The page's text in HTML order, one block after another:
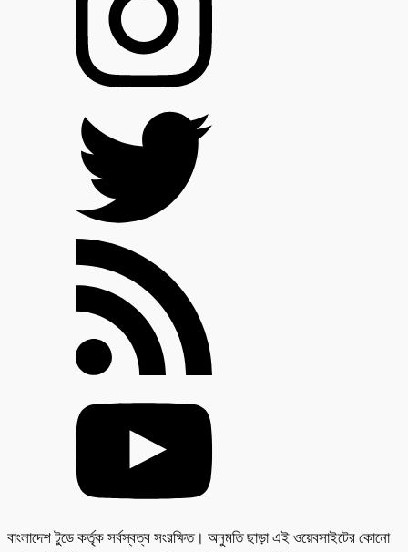
বাংলাদেশ টুডে কর্তৃক সর্বস্বত্ব সংরক্ষিত। অনুমতি ছাড়া এই ওয়েবসাইটের কোনো